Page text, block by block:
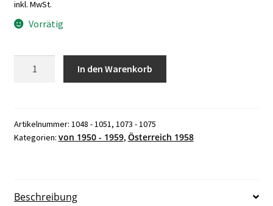
inkl. MwSt.
Vorrätig
ANK
Nr.
1073
In den Warenkorb
Artikelnummer: 1048 - 1051, 1073 - 1075
Kategorien: von 1950 - 1959, Österreich 1958
Beschreibung